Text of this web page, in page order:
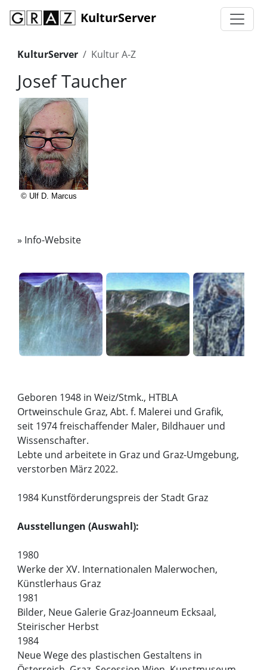
KulturServer
KulturServer Kultur A-Z
Josef Taucher
© Ulf D. Marcus
» Info-Website
Geboren 1948 in Weiz/Stmk., HTBLA
Ortweinschule Graz, Abt. f. Malerei und Grafik,
seit 1974 freischaffender Maler, Bildhauer und
Wissenschafter.
Lebte und arbeitete in Graz und Graz-Umgebung,
verstorben März 2022.
1984 Kunstförderungspreis der Stadt Graz
Ausstellungen (Auswahl):
1980
Werke der XV. Internationalen Malerwochen,
Künstlerhaus Graz
1981
Bilder, Neue Galerie Graz-Joanneum Ecksaal,
Steirischer Herbst
1984
Neue Wege des plastischen Gestaltens in